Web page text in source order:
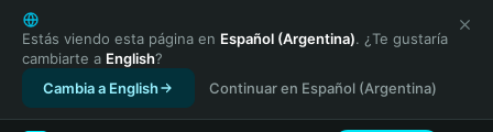
English
日本語
Tiếng Việt
Русский
Español (Latinoamérica)
Estás viendo esta página en Español (Argentina). ¿Te gustaría
cambiarte a English?
Cambia a English
Continuar en Español (Argentina)